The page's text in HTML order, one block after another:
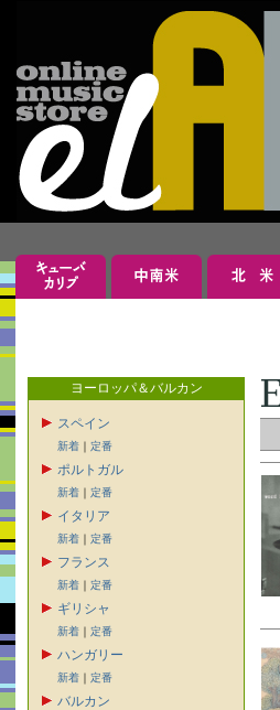
ヨーロッパ＆バルカン
スペイン
新着 ｜ 定番
ポルトガル
新着 ｜ 定番
イタリア
新着 ｜ 定番
フランス
新着 ｜ 定番
ギリシャ
新着 ｜ 定番
ハンガリー
新着 ｜ 定番
バルカン